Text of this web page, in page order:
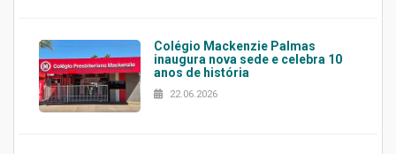
Colégio Mackenzie Palmas
inaugura nova sede e celebra 10
anos de história
22.06.2026